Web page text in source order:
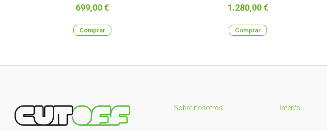
Precio
699,00 €
Comprar
Precio
1.280,00 €
Comprar
Sobre nosotros Interés